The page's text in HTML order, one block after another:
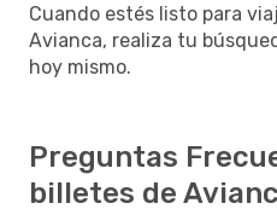
Cuando estés listo para
Avianca, realiza tu
hoy mismo.
Preguntas
billetes de